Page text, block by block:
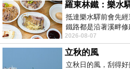
羅東林鐵：樂水
抵達樂水驛前會先
鐵路都是沿著溪畔修
但因與臺鐵集集線車
2026-08-07
立秋的風
立秋日的風，刮得